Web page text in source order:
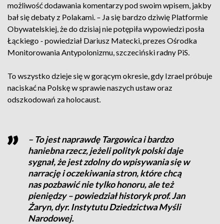
możliwość dodawania komentarzy pod swoim wpisem, jakby
bał się debaty z Polakami. – Ja się bardzo dziwię Platformie
Obywatelskiej, że do dzisiaj nie potępiła wypowiedzi posła
Łąckiego - powiedział Dariusz Matecki, prezes Ośrodka
Monitorowania Antypolonizmu, szczeciński radny PiS.
To wszystko dzieje się w gorącym okresie, gdy Izrael próbuje
naciskać na Polskę w sprawie naszych ustaw oraz
odszkodowań za holocaust.
– To jest naprawdę Targowica i bardzo
haniebna rzecz, jeżeli polityk polski daje
sygnał, że jest zdolny do wpisywania się w
narrację i oczekiwania stron, które chcą
nas pozbawić nie tylko honoru, ale też
pieniędzy – powiedział historyk prof. Jan
Żaryn, dyr. Instytutu Dziedzictwa Myśli
Narodowej.